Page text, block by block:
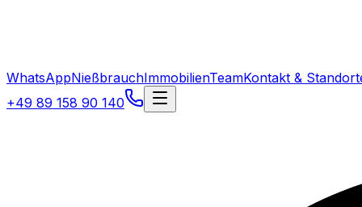
WhatsAppNießbrauchImmobilienTeamKontakt &
+49 89 158 90 140